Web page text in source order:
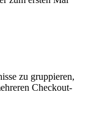
zu gruppieren,
Checkout-